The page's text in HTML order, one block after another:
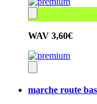
WAV 3,60€
marche route